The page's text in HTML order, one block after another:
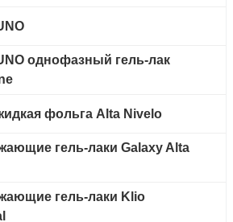
однофазный гель-лак
фольга Alta Nivelo
гель-лаки Galaxy Alta
гель-лаки Klio